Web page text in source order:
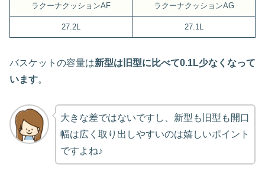
ラクーナクッションAF ラクーナクッションAG
27.2L 27.1L
バスケットの容量は新型は旧型に比べて0.1L少なくなって
います。
大きな差ではないですし、新型も旧型も開口
幅は広く取り出しやすいのは嬉しいポイント
ですよね♪